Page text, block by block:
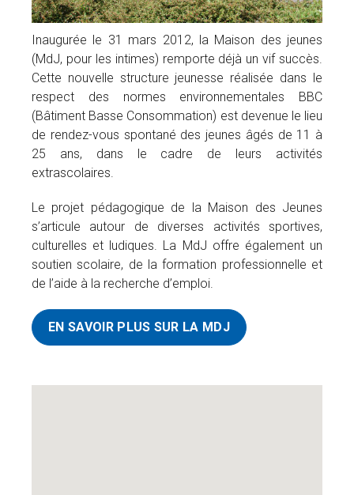
Inaugurée le 31 mars 2012, la Maison des jeunes
(MdJ, pour les intimes) remporte déjà un vif succès.
Cette nouvelle structure jeunesse réalisée dans le
respect des normes environnementales BBC
(Bâtiment Basse Consommation) est devenue le lieu
de rendez-vous spontané des jeunes âgés de 11 à
25 ans, dans le cadre de leurs activités
extrascolaires.
Le projet pédagogique de la Maison des Jeunes
s’articule autour de diverses activités sportives,
culturelles et ludiques. La MdJ offre également un
soutien scolaire, de la formation professionnelle et
de l’aide à la recherche d’emploi.
EN SAVOIR PLUS SUR LA MDJ